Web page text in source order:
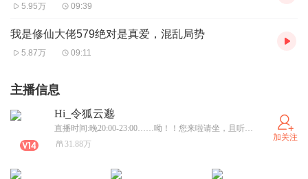
5.95万 09:39
我是修仙大佬579绝对是真爱，混乱局势
5.87万 09:11
主播信息
Hi_令狐云邈
直播时间:晚20:00-23:00……呦！！您来啦请坐，且听我给您细细道来：话说啊......喜欢有声书，录制自己喜欢的故事。
31.88万
加关注